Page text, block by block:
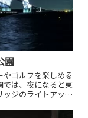
園
やゴルフを楽しめる
では、夜になると東
ッジのライトアップ
。